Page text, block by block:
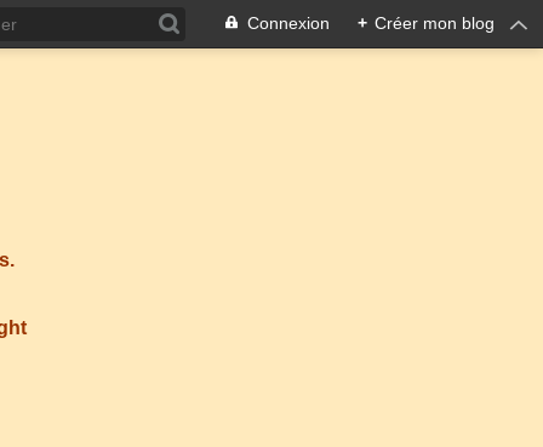
Connexion + Créer mon blog